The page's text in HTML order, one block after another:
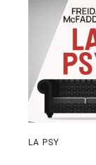
LA PSY